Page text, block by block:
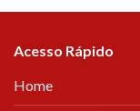
Acesso Rápido
Home